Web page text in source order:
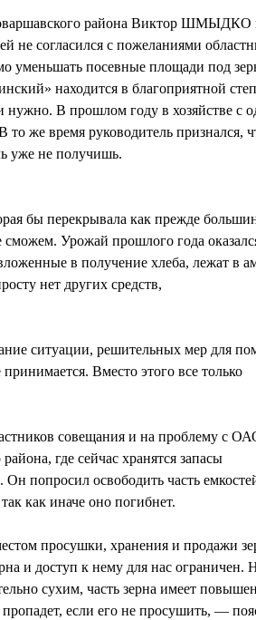
района Виктор ШМЫДКО
не согласился с пожеланиями
уменьшать посевные площади под
находится в благоприятной
нужно. В прошлом году в хозяйстве с
же время руководитель признался,
уже не получишь.
бы перекрывала как прежде
Урожай прошлого года
в получение хлеба, лежат в
нет других средств,
ситуации, решительных мер для
Вместо этого все только
совещания и на проблему с
где сейчас хранятся запасы
Он попросил освободить часть
как иначе оно погибнет.
просушки, хранения и продажи
и доступ к нему для нас ограничен.
сухим, часть зерна имеет
если его не просушить, —